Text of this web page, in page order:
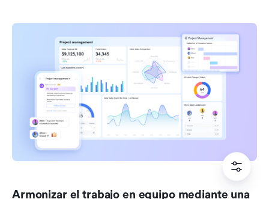
Armonizar el trabajo en equipo mediante una